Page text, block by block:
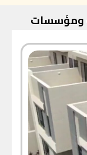
ومؤسسات